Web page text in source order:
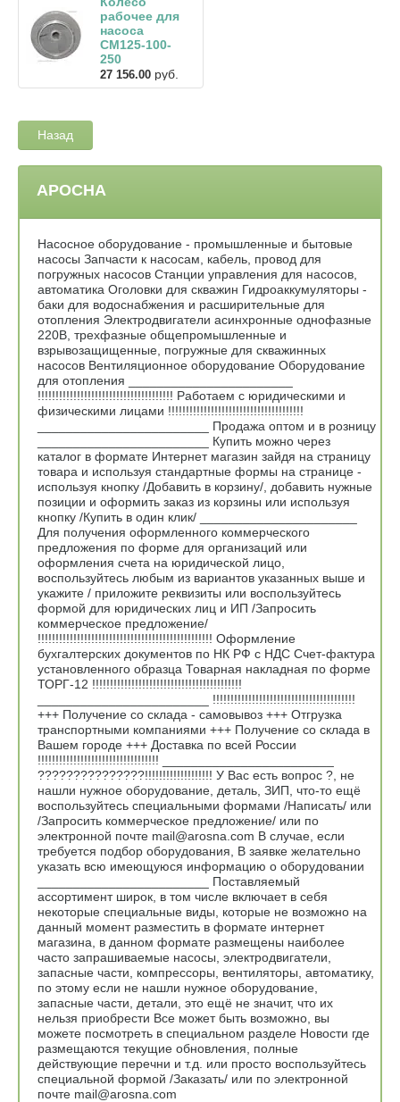
рабочее для
насоса
СМ125-100-
250
27 156.00 руб.
Назад
АРОСНА
Насосное оборудование - промышленные и бытовые
насосы Запчасти к насосам, кабель, провод для
погружных насосов Станции управления для насосов,
автоматика Оголовки для скважин Гидроаккумуляторы -
баки для водоснабжения и расширительные для
отопления Электродвигатели асинхронные однофазные
220В, трехфазные общепромышленные и
взрывозащищенные, погружные для скважинных
насосов Вентиляционное оборудование Оборудование
для отопления _______________________
!!!!!!!!!!!!!!!!!!!!!!!!!!!!!!!!!!!!!! Работаем с юридическими и
физическими лицами !!!!!!!!!!!!!!!!!!!!!!!!!!!!!!!!!!!!!!
________________________ Продажа оптом и в розницу
________________________ Купить можно через
каталог в формате Интернет магазин зайдя на страницу
товара и используя стандартные формы на странице -
используя кнопку /Добавить в корзину/, добавить нужные
позиции и оформить заказ из корзины или используя
кнопку /Купить в один клик/ ______________________
Для получения оформленного коммерческого
предложения по форме для организаций или
оформления счета на юридической лицо,
воспользуйтесь любым из вариантов указанных выше и
укажите / приложите реквизиты или воспользуйтесь
формой для юридических лиц и ИП /Запросить
коммерческое предложение/
!!!!!!!!!!!!!!!!!!!!!!!!!!!!!!!!!!!!!!!!!!!!!!!!! Оформление
бухгалтерских документов по НК РФ с НДС Счет-фактура
установленного образца Товарная накладная по форме
ТОРГ-12 !!!!!!!!!!!!!!!!!!!!!!!!!!!!!!!!!!!!!!!!!!
________________________ !!!!!!!!!!!!!!!!!!!!!!!!!!!!!!!!!!!!!!!!
+++ Получение со склада - самовывоз +++ Отгрузка
транспортными компаниями +++ Получение со склада в
Вашем городе +++ Доставка по всей России
!!!!!!!!!!!!!!!!!!!!!!!!!!!!!!!!!! ________________________
???????????????!!!!!!!!!!!!!!!!!!! У Вас есть вопрос ?, не
нашли нужное оборудование, деталь, ЗИП, что-то ещё
воспользуйтесь специальными формами /Написать/ или
/Запросить коммерческое предложение/ или по
электронной почте mail@arosna.com В случае, если
требуется подбор оборудования, В заявке желательно
указать всю имеющуюся информацию о оборудовании
________________________ Поставляемый
ассортимент широк, в том числе включает в себя
некоторые специальные виды, которые не возможно на
данный момент разместить в формате интернет
магазина, в данном формате размещены наиболее
часто запрашиваемые насосы, электродвигатели,
запасные части, компрессоры, вентиляторы, автоматику,
по этому если не нашли нужное оборудование,
запасные части, детали, это ещё не значит, что их
нельзя приобрести Все может быть возможно, вы
можете посмотреть в специальном разделе Новости где
размещаются текущие обновления, полные
действующие перечни и т.д. или просто воспользуйтесь
специальной формой /Заказать/ или по электронной
почте mail@arosna.com